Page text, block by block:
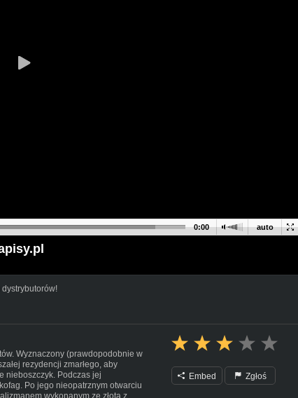
auto
0:00
Wyznaczony (prawdopodobnie w
rezydencji zmarłego, aby
nieboszczyk. Podczas jej
Po jego nieopatrznym otwarciu
wykonanym ze złota z
Embed Zgłoś